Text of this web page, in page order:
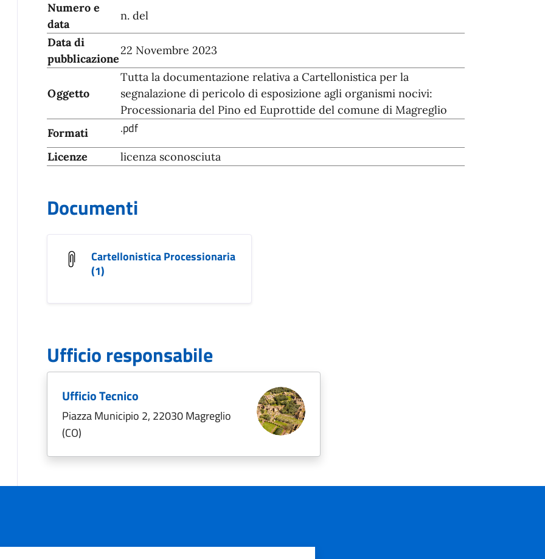
Numero e
data
n. del
Data di
pubblicazione
22 Novembre 2023
Oggetto
Tutta la documentazione relativa a Cartellonistica per la
segnalazione di pericolo di esposizione agli organismi nocivi:
Processionaria del Pino ed Euprottide del comune di Magreglio
Formati
.pdf
Licenze licenza sconosciuta
Documenti
Cartellonistica Processionaria
(1)
Ufficio responsabile
Ufficio Tecnico
Piazza Municipio 2, 22030 Magreglio
(CO)